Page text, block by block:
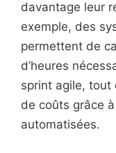
davantage leur
exemple, des
permettent de
d’heures
sprint agile, tout
de coûts grâce
automatisées.